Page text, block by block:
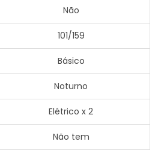
Não
101/159
Básico
Noturno
Elétrico x 2
Não tem